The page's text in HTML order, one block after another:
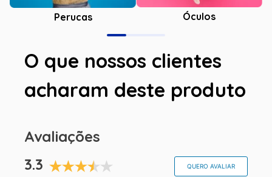
Perucas Óculos
O que nossos clientes
acharam deste produto
Avaliações
3.3
QUERO AVALIAR